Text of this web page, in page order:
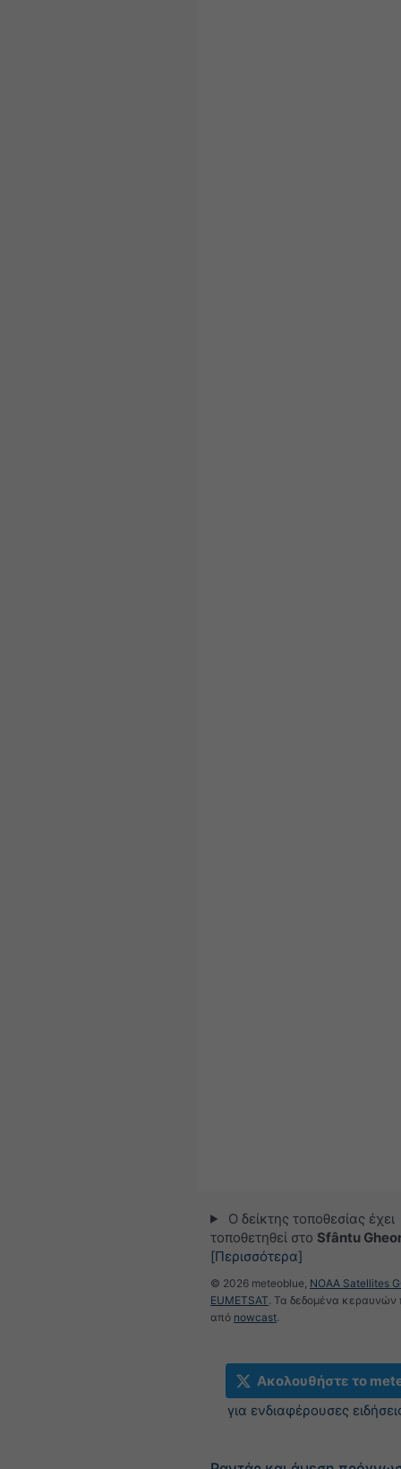
Ο δείκτης τοποθεσίας έχει
τοποθετηθεί στο Sfântu
[Περισσότερα]
© 2026 meteoblue, NOAA Satellites
EUMETSAT. Τα δεδομένα κεραυνών
από nowcast.
Ακολουθήστε το
για ενδιαφέρουσες